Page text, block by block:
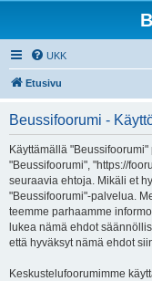
UKK
Etusivu
Beussifoorumi -
Käyttämällä
"Beussifoorumi", "https://
seuraavia ehtoja. Mikäli et
"Beussifoorumi"-palvelua.
teemme parhaamme
lukea nämä ehdot
että hyväksyt nämä ehdot
Keskustelufoorumimme